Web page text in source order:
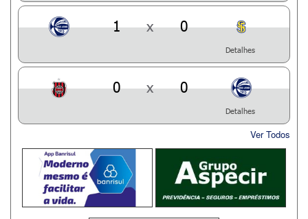
1 x 0
Detalhes
0 x 0
Detalhes
Ver Todos